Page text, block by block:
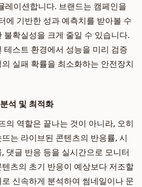
레이션합니다. 브랜드는 캠페인을
에 기반한 성과 예측치를 받아볼 수
불확실성을 크게 줄일 수 있습니다.
테스트 환경에서 성능을 미리 검증
실패 확률을 최소화하는 안전장치
석 및 최적화
의 역할은 끝나는 것이 아니라, 오히
는 라이브된 콘텐츠의 반응률, 시
댓글 반응 등을 실시간으로 모니터
츠의 초기 반응이 예상보다 저조할
신속하게 분석하여 썸네일이나 문